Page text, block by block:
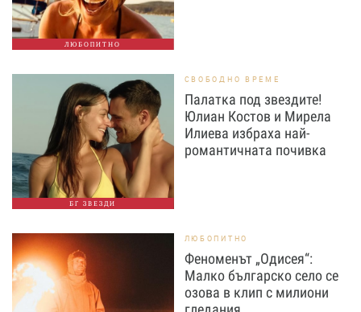
ЛЮБОПИТНО
БГ ЗВЕЗДИ
СВОБОДНО ВРЕМЕ
Палатка под звездите!
Юлиан Костов и Мирела
Илиева избраха най-
романтичната почивка
ЛЮБОПИТНО
Феноменът „Одисея“:
Малко българско село се
озова в клип с милиони